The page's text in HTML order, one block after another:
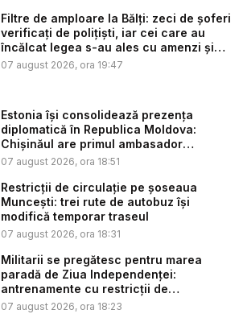
Filtre de amploare la Bălți: zeci de șoferi
verificați de polițiști, iar cei care au
încălcat legea s-au ales cu amenzi și
s...
07 august 2026, ora 19:47
Estonia își consolidează prezența
diplomatică în Republica Moldova:
Chișinăul are primul ambasador
estonia...
07 august 2026, ora 18:51
Restricții de circulație pe șoseaua
Muncești: trei rute de autobuz își
modifică temporar traseul
07 august 2026, ora 18:31
Militarii se pregătesc pentru marea
paradă de Ziua Independenței:
antrenamente cu restricții de
circulație...
07 august 2026, ora 18:23